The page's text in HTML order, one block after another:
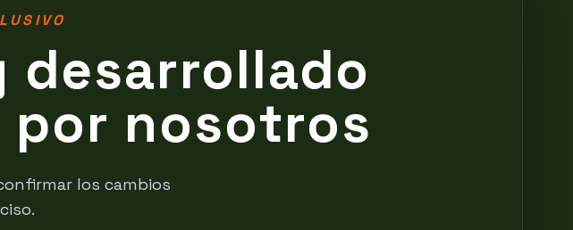
desarrollado
por nosotros
los cambios